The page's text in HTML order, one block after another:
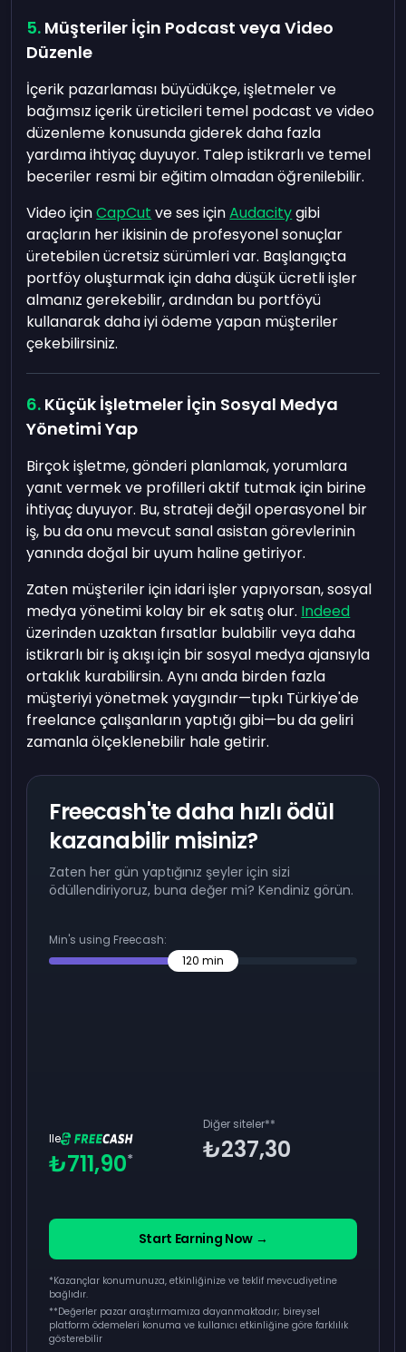
Müşteriler İçin Podcast veya Video
Düzenle
İçerik pazarlaması büyüdükçe, işletmeler ve
bağımsız içerik üreticileri temel podcast ve video
düzenleme konusunda giderek daha fazla
yardıma ihtiyaç duyuyor. Talep istikrarlı ve temel
beceriler resmi bir eğitim olmadan öğrenilebilir.
Video içinCapCut ve ses içinAudacitygibi
araçların her ikisinin de profesyonel sonuçlar
üretebilen ücretsiz sürümleri var. Başlangıçta
portföy oluşturmak için daha düşük ücretli işler
almanız gerekebilir, ardından bu portföyü
kullanarak daha iyi ödeme yapan müşteriler
çekebilirsiniz.
Küçük İşletmeler İçin Sosyal Medya
Yönetimi Yap
Birçok işletme, gönderi planlamak, yorumlara
yanıt vermek ve profilleri aktif tutmak için birine
ihtiyaç duyuyor. Bu, strateji değil operasyonel bir
iş, bu da onu mevcut sanal asistan görevlerinin
yanında doğal bir uyum haline getiriyor.
Zaten müşteriler için idari işler yapıyorsan, sosyal
medya yönetimi kolay bir ek satış olur. Indeed
üzerinden uzaktan fırsatlar bulabilir veya daha
istikrarlı bir iş akışı için bir sosyal medya ajansıyla
ortaklık kurabilirsin. Aynı anda birden fazla
müşteriyi yönetmek yaygındır—tıpkı Türkiye'de
freelance çalışanların yaptığı gibi—bu da geliri
zamanla ölçeklenebilir hale getirir.
Freecash'te daha hızlı ödül
kazanabilir misiniz?
Zaten her gün yaptığınız şeyler için sizi
ödüllendiriyoruz, buna değer mi? Kendiniz görün.
Min's using Freecash:
120 min
Ile
₺711,90*
Diğer siteler**
₺237,30
Start Earning Now →
*Kazançlar konumunuza, etkinliğinize ve teklif mevcudiyetine
bağlıdır.
**Değerler pazar araştırmamıza dayanmaktadır; bireysel
platform ödemeleri konuma ve kullanıcı etkinliğine göre farklılık
gösterebilir